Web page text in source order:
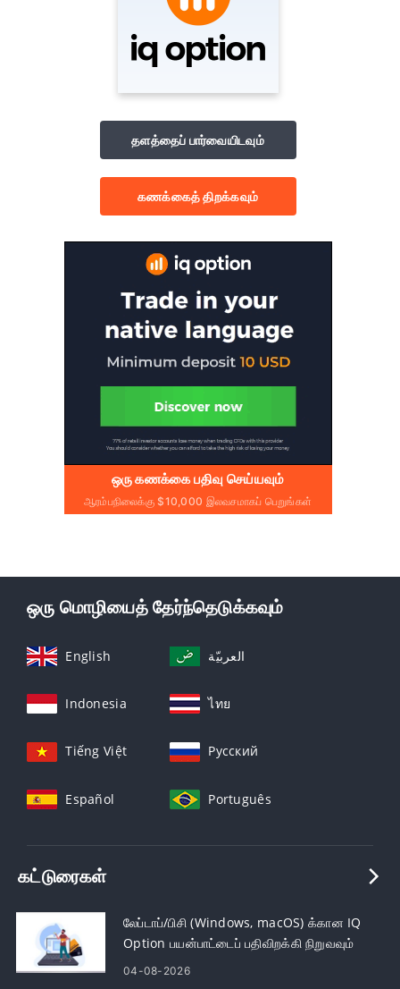
தளத்தைப் பார்வையிடவும்
கணக்கைத் திறக்கவும்
ஒரு கணக்கை பதிவு செய்யவும்
ஆரம்பநிலைக்கு $10,000 இலவசமாகப் பெறுங்கள்
ஒரு மொழியைத் தேர்ந்தெடுக்கவும்
English العربيّة
Indonesia ไทย
Tiếng Việt Русский
Español Português
கட்டுரைகள்
லேப்டாப்/பிசி (Windows, macOS) க்கான IQ
Option பயன்பாட்டைப் பதிவிறக்கி நிறுவவும்
04-08-2026